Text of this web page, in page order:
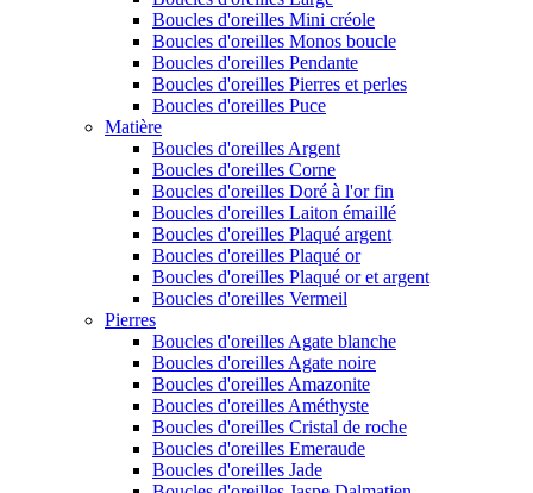
Boucles d'oreilles Mini créole
Boucles d'oreilles Monos boucle
Boucles d'oreilles Pendante
Boucles d'oreilles Pierres et perles
Boucles d'oreilles Puce
Matière
Boucles d'oreilles Argent
Boucles d'oreilles Corne
Boucles d'oreilles Doré à l'or fin
Boucles d'oreilles Laiton émaillé
Boucles d'oreilles Plaqué argent
Boucles d'oreilles Plaqué or
Boucles d'oreilles Plaqué or et argent
Boucles d'oreilles Vermeil
Pierres
Boucles d'oreilles Agate blanche
Boucles d'oreilles Agate noire
Boucles d'oreilles Amazonite
Boucles d'oreilles Améthyste
Boucles d'oreilles Cristal de roche
Boucles d'oreilles Emeraude
Boucles d'oreilles Jade